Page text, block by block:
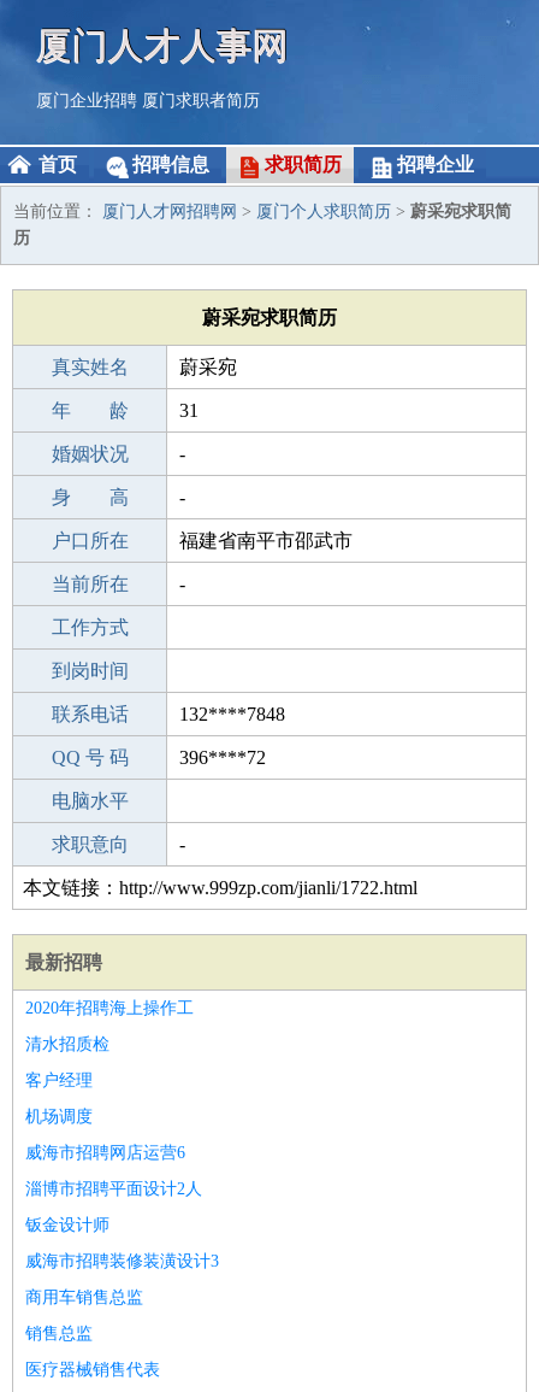
厦门人才人事网
厦门企业招聘 厦门求职者简历
首页 招聘信息 求职简历 招聘企业
当前位置： 厦门人才网招聘网 > 厦门个人求职简历 > 蔚采宛求职简
历
蔚采宛求职简历
真实姓名 蔚采宛
性 别 女
年 龄 31
出生年月 1995-11-08
婚姻状况 -
学 历 成人教育
身 高 -
毕业学校 郑州开口ABC语言培训学校
户口所在 福建省南平市邵武市
所学专业 -
当前所在 -
工作经验
工作方式
驾 照
到岗时间
期望月薪
联系电话 132****7848
手机号码 132****7848
QQ 号 码 396****72
微信号码
电脑水平
外语水平
求职意向 -
本文链接：http://www.999zp.com/jianli/1722.html
最新招聘
2020年招聘海上操作工
清水招质检
客户经理
机场调度
威海市招聘网店运营6
淄博市招聘平面设计2人
钣金设计师
威海市招聘装修装潢设计3
商用车销售总监
销售总监
医疗器械销售代表